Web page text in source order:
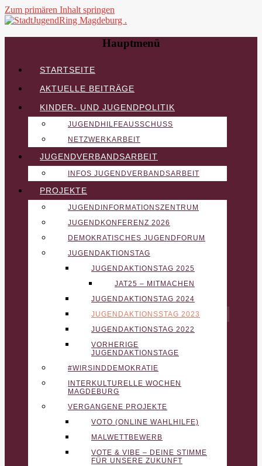
Zum primären Inhalt springen
StadtJugendRing Magdeburg .
Hauptmenü
STARTSEITE
AKTUELLE BEITRÄGE
KINDER- UND JUGENDPOLITIK
JUGENDHILFEAUSSCHUSS
NETZWERKARBEIT
JUGENDVERBANDSARBEIT
INFOS JUGENDVERBANDSARBEIT
PROJEKTE
JUGENDINFORMATIONSZENTRUM
JUGENDKONFERENZ 2026
DEMOKRATISCHES JUGENDFORUM
JUGENDAKTIONSTAG
JUGENDAKTIONSTAG 2025
JAT25 – MITMACHEN
JUGENDAKTIONSTAG 2024
JUGENDAKTIONSSTAG 2023
JUGENDAKTIONSTAG 2022
VORHERIGE
JUGENDAKTIONSTAGE
#WIRSINDDEMOKRATIE
INTERKULTURELLE WOCHEN
MAGDEBURG
VERGANGENE PROJEKTE
VOTO (ONLINE WAHLHILFE)
MALWETTBEWERB
VOTE & VIBE – DEINE STIMME
FÜR UNSERE ZUKUNFT